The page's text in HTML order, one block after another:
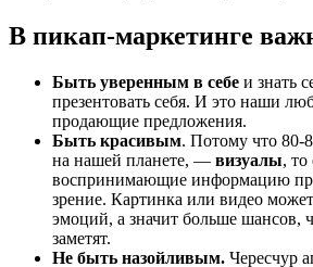
В пикап-маркетинге
Быть уверенным в себе и знать
презентовать себя. И это наши
продающие предложения.
Быть красивым. Потому что
на нашей планете, — визуалы, то
воспринимающие информацию
зрение. Картинка или видео
эмоций, а значит больше шансов,
заметят.
Не быть назойливым. Чересчур